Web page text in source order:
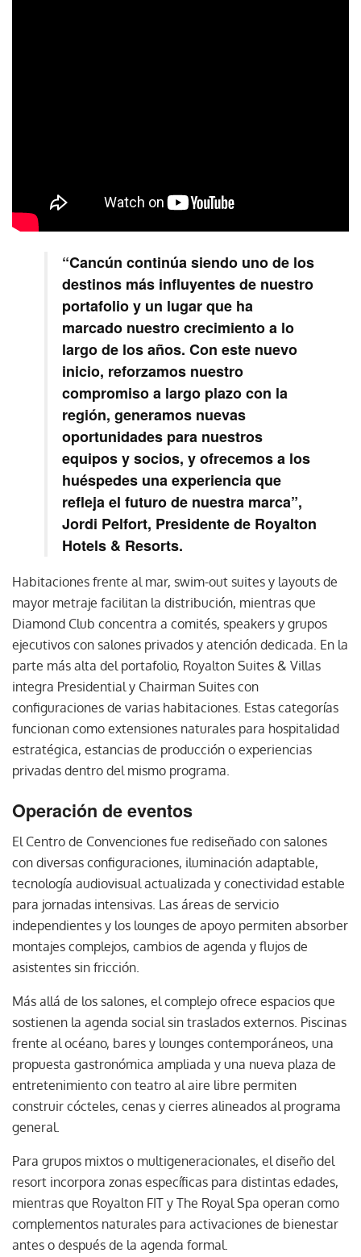
“Cancún continúa siendo uno de los
destinos más influyentes de nuestro
portafolio y un lugar que ha
marcado nuestro crecimiento a lo
largo de los años. Con este nuevo
inicio, reforzamos nuestro
compromiso a largo plazo con la
región, generamos nuevas
oportunidades para nuestros
equipos y socios, y ofrecemos a los
huéspedes una experiencia que
refleja el futuro de nuestra marca”,
Jordi Pelfort, Presidente de Royalton
Hotels & Resorts.
Habitaciones frente al mar, swim-out suites y layouts de
mayor metraje facilitan la distribución, mientras que
Diamond Club concentra a comités, speakers y grupos
ejecutivos con salones privados y atención dedicada. En la
parte más alta del portafolio, Royalton Suites & Villas
integra Presidential y Chairman Suites con
configuraciones de varias habitaciones. Estas categorías
funcionan como extensiones naturales para hospitalidad
estratégica, estancias de producción o experiencias
privadas dentro del mismo programa.
Operación de eventos
El Centro de Convenciones fue rediseñado con salones
con diversas configuraciones, iluminación adaptable,
tecnología audiovisual actualizada y conectividad estable
para jornadas intensivas. Las áreas de servicio
independientes y los lounges de apoyo permiten absorber
montajes complejos, cambios de agenda y flujos de
asistentes sin fricción.
Más allá de los salones, el complejo ofrece espacios que
sostienen la agenda social sin traslados externos. Piscinas
frente al océano, bares y lounges contemporáneos, una
propuesta gastronómica ampliada y una nueva plaza de
entretenimiento con teatro al aire libre permiten
construir cócteles, cenas y cierres alineados al programa
general.
Para grupos mixtos o multigeneracionales, el diseño del
resort incorpora zonas específicas para distintas edades,
mientras que Royalton FIT y The Royal Spa operan como
complementos naturales para activaciones de bienestar
antes o después de la agenda formal.